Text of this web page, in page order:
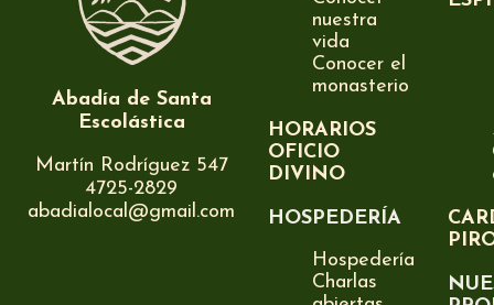
Abadía de Santa
Escolástica
Martín Rodríguez 547
4725-2829
abadialocal@gmail.com
nuestra
vida
Conocer el
monasterio
HORARIOS
OFICIO
DIVINO
HOSPEDERÍA
Hospedería
Charlas